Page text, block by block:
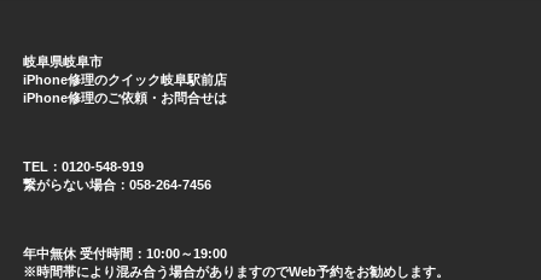
岐阜県岐阜市
iPhone修理のクイック岐阜駅前店
iPhone修理のご依頼・お問合せは
TEL：0120-548-919
繋がらない場合：058-264-7456
年中無休 受付時間：10:00～19:00
※時間帯により混み合う場合がありますのでWeb予約をお勧めします。